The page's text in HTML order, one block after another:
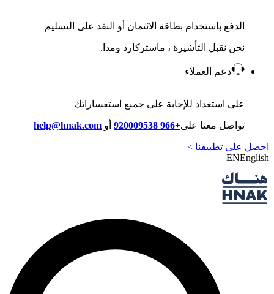
الدفع باستخدام بطاقة الائتمان أو النقد على التسليم
نحن نقبل التأشيرة ، ماستركارد ومدا.
دعم العملاء
على استعداد للإجابة على جميع استفساراتك
تواصل معنا على+966 920009538 أو help@hnak.com
احصل على تطبيقنا >
ENEnglish